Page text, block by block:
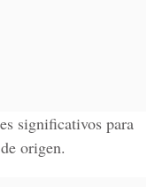
significativos para
origen.